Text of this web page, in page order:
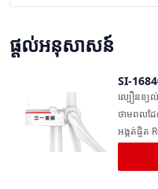
ផ្តល់អនុសាសន៍
SI-
ល្បឿនខ្យ
ថាមពលដែ
អង្កត់ផ្ចិត